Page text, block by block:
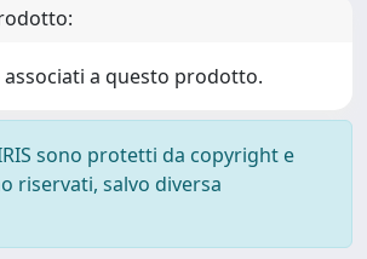
a questo prodotto.
sono protetti da copyright e
riservati, salvo diversa